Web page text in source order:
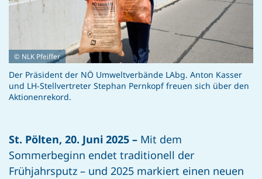
© NLK Pfeiffer
Der Präsident der NÖ Umweltverbände LAbg. Anton Kasser
und LH-Stellvertreter Stephan Pernkopf freuen sich über den
Aktionenrekord.
St. Pölten, 20. Juni 2025 – Mit dem
Sommerbeginn endet traditionell der
Frühjahrsputz – und 2025 markiert einen neuen